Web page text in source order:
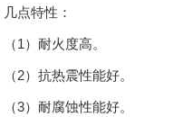
几点特性：
（1）耐火度高。
（2）抗热震性能好。
（3）耐腐蚀性能好。